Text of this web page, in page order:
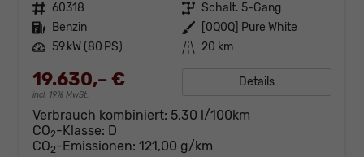
Fahrzeugnr. 60318 Getriebe Schalt. 5-Gang
Kraftstoff Benzin Außenfarbe
[0Q0Q] Pure White
Leistung 59 kW (80 PS) Kilometerstand 20 km
19.630,– €
incl. 19% MwSt.
Details
Verbrauch kombiniert: 5,30 l/100km
CO2-Klasse: D
CO2-Emissionen: 121,00 g/km